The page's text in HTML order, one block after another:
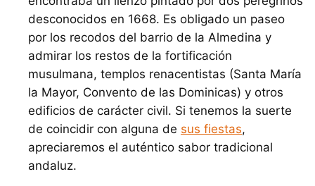
desconocidos en 1668. Es obligado un paseo
por los recodos del barrio de la Almedina y
admirar los restos de la fortificación
musulmana, templos renacentistas (Santa María
la Mayor, Convento de las Dominicas) y otros
edificios de carácter civil. Si tenemos la suerte
de coincidir con alguna de sus fiestas,
apreciaremos el auténtico sabor tradicional
andaluz.